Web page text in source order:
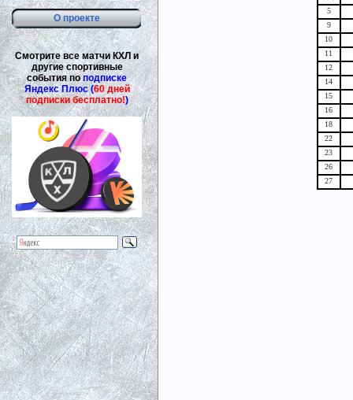
О проекте
Смотрите все матчи КХЛ и
другие спортивные
события поподписке
Яндекс Плюс (60 дней
подписки бесплатно!)
5
9
10
11
12
14
15
16
18
22
23
26
27